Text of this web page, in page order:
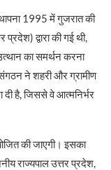
1995 में गुजरात की
द्वारा की गई थी,
का समर्थन करना
ने शहरी और ग्रामीण
है, जिससे वे आत्मनिर्भर
की जाएगी। इसका
राज्यपाल उत्तर प्रदेश,